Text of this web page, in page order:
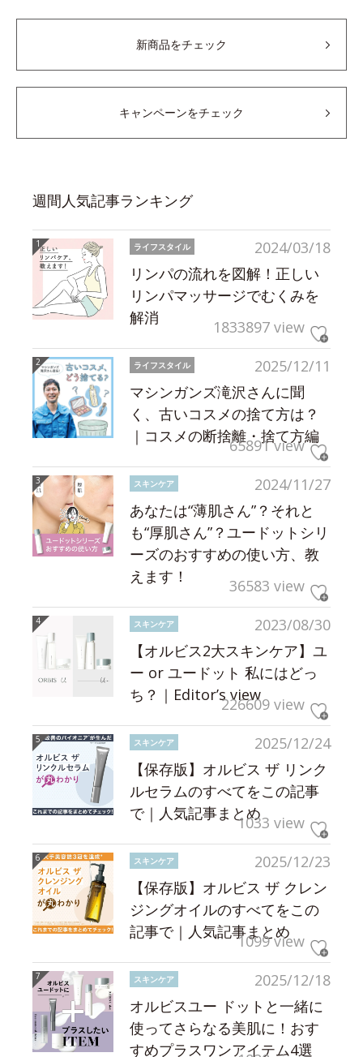
新商品をチェック
キャンペーンをチェック
週間人気記事ランキング
2024/03/18
ライフスタイル
リンパの流れを図解！正しい
リンパマッサージでむくみを
解消
1833897 view
2025/12/11
ライフスタイル
マシンガンズ滝沢さんに聞
く、古いコスメの捨て方は？
｜コスメの断捨離・捨て方編
65891 view
2024/11/27
スキンケア
あなたは“薄肌さん”？それと
も“厚肌さん”？ユードットシリ
ーズのおすすめの使い方、教
えます！
36583 view
2023/08/30
スキンケア
【オルビス2大スキンケア】ユ
ー or ユードット 私にはどっ
ち？｜Editor’s view226609 view
2025/12/24
スキンケア
【保存版】オルビス ザ リンク
ルセラムのすべてをこの記事
で｜人気記事まとめ1033 view
2025/12/23
スキンケア
【保存版】オルビス ザ クレン
ジングオイルのすべてをこの
記事で｜人気記事まとめ
1099 view
2025/12/18
スキンケア
オルビスユー ドットと一緒に
使ってさらなる美肌に！おす
すめプラスワンアイテム4選